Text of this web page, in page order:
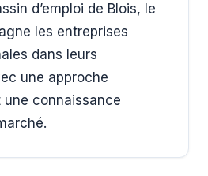
d’emploi de Blois, le
les entreprises
dans leurs
une approche
une connaissance